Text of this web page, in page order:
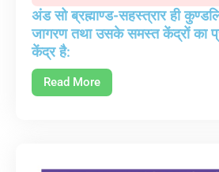
अंड सो ब्रह्माण्ड-सहस्त्रार ही
जागरण तथा उसके समस्त केंद्रों का
केंद्र है:
Read More